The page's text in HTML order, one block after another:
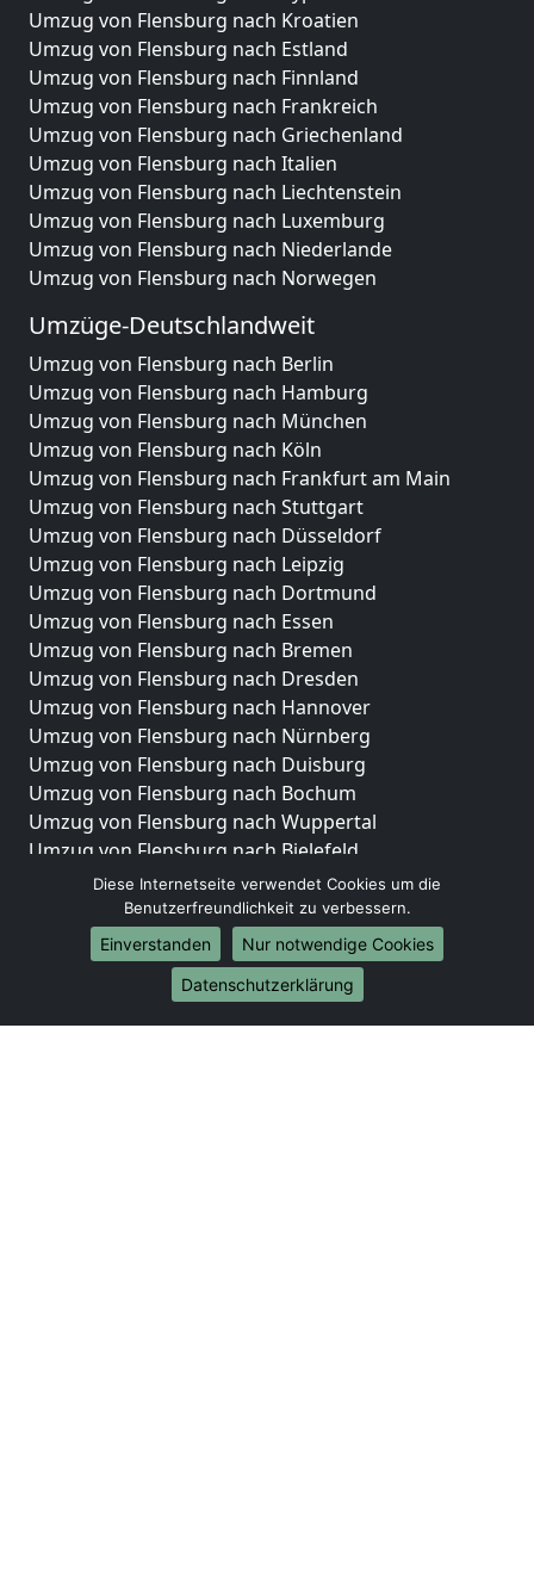
Umzug von Flensburg nach Kroatien
Umzug von Flensburg nach Estland
Umzug von Flensburg nach Finnland
Umzug von Flensburg nach Frankreich
Umzug von Flensburg nach Griechenland
Umzug von Flensburg nach Italien
Umzug von Flensburg nach Liechtenstein
Umzug von Flensburg nach Luxemburg
Umzug von Flensburg nach Niederlande
Umzug von Flensburg nach Norwegen
Umzüge-Deutschlandweit
Umzug von Flensburg nach Berlin
Umzug von Flensburg nach Hamburg
Umzug von Flensburg nach München
Umzug von Flensburg nach Köln
Umzug von Flensburg nach Frankfurt am Main
Umzug von Flensburg nach Stuttgart
Umzug von Flensburg nach Düsseldorf
Umzug von Flensburg nach Leipzig
Umzug von Flensburg nach Dortmund
Umzug von Flensburg nach Essen
Umzug von Flensburg nach Bremen
Umzug von Flensburg nach Dresden
Umzug von Flensburg nach Hannover
Umzug von Flensburg nach Nürnberg
Umzug von Flensburg nach Duisburg
Umzug von Flensburg nach Bochum
Umzug von Flensburg nach Wuppertal
Umzug von Flensburg nach Bielefeld
Umzug von Flensburg nach Bonn
Umzug von Flensburg nach Münster
Internationale-Umzüge
Umzug von Flensburg nach Brasilien
Umzug von Flensburg nach Brunei Darussalam
Diese Internetseite verwendet Cookies um die
Benutzerfreundlichkeit zu verbessern.
Einverstanden
Nur notwendige Cookies
Datenschutzerklärung